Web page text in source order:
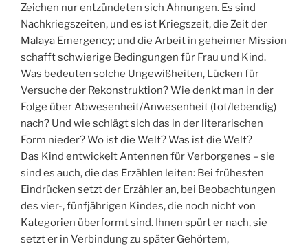
Zeichen nur entzündeten sich Ahnungen. Es sind
Nachkriegszeiten, und es ist Kriegszeit, die Zeit der
Malaya Emergency; und die Arbeit in geheimer Mission
schafft schwierige Bedingungen für Frau und Kind.
Was bedeuten solche Ungewißheiten, Lücken für
Versuche der Rekonstruktion? Wie denkt man in der
Folge über Abwesenheit/Anwesenheit (tot/lebendig)
nach? Und wie schlägt sich das in der literarischen
Form nieder? Wo ist die Welt? Was ist die Welt?
Das Kind entwickelt Antennen für Verborgenes – sie
sind es auch, die das Erzählen leiten: Bei frühesten
Eindrücken setzt der Erzähler an, bei Beobachtungen
des vier-, fünfjährigen Kindes, die noch nicht von
Kategorien überformt sind. Ihnen spürt er nach, sie
setzt er in Verbindung zu später Gehörtem,